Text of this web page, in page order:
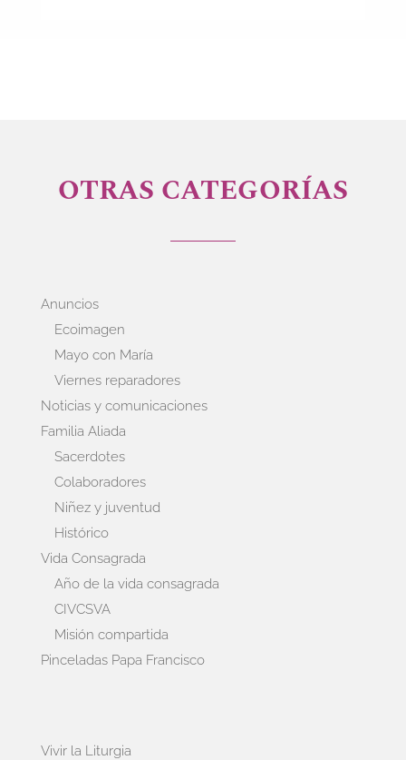
OTRAS CATEGORÍAS
Anuncios
Ecoimagen
Mayo con María
Viernes reparadores
Noticias y comunicaciones
Familia Aliada
Sacerdotes
Colaboradores
Niñez y juventud
Histórico
Vida Consagrada
Año de la vida consagrada
CIVCSVA
Misión compartida
Pinceladas Papa Francisco
Vivir la Liturgia